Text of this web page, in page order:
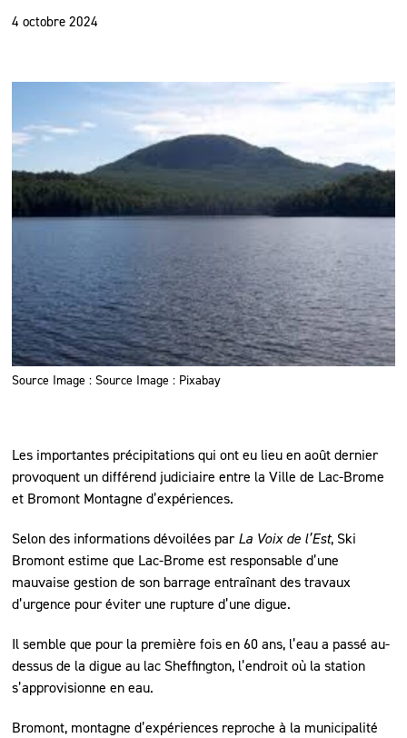
4 octobre 2024
Source Image : Source Image : Pixabay
Les importantes précipitations qui ont eu lieu en août dernier
provoquent un différend judiciaire entre la Ville de Lac-Brome
et Bromont Montagne d’expériences.
Selon des informations dévoilées parLa Voix de l’Est, Ski
Bromont estime que Lac-Brome est responsable d’une
mauvaise gestion de son barrage entraînant des travaux
d’urgence pour éviter une rupture d’une digue.
Il semble que pour la première fois en 60 ans, l’eau a passé au-
dessus de la digue au lac Sheffington, l’endroit où la station
s’approvisionne en eau.
Bromont, montagne d’expériences reproche à la municipalité